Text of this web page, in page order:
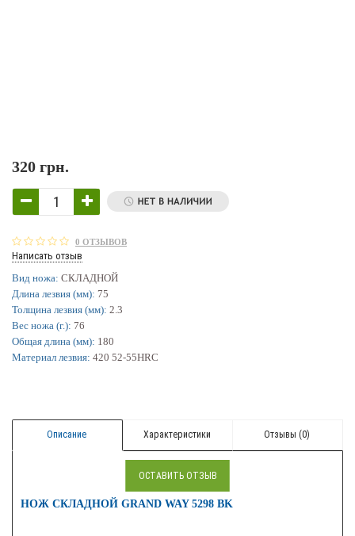
320 грн.
0 ОТЗЫВОВ
Написать отзыв
Вид ножа: СКЛАДНОЙ
Длина лезвия (мм): 75
Толщина лезвия (мм): 2.3
Вес ножа (г.): 76
Общая длина (мм): 180
Материал лезвия: 420 52-55HRC
ОСТАВИТЬ ОТЗЫВ
Описание Характеристики Отзывы (0)
НОЖ СКЛАДНОЙ GRAND WAY 5298 BK